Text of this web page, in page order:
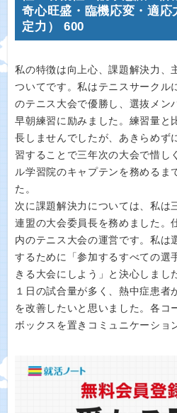
奇心旺盛・臨機応変・適応
定力） 600
私の特徴は向上心、課題解決力、
ついてです。私はテニスサークル
のテニス大会で優勝し、選抜メン
早朝練習に励みました。練習量と
長しませんでしたが、あきらめず
習することで三年次の大会で惜し
ル学習院のキャプテンを務めるま
た。
次に課題解決力については、私は
連盟の大会委員長を務めました。
内のテニス大会の運営です。私は
するために「参加するすべての選
きる大会にしよう」と決心しまし
１日の試合量が多く、熱中症患者
を改善したいと思いました。各コ
ボックスを置きコミュニケーショ